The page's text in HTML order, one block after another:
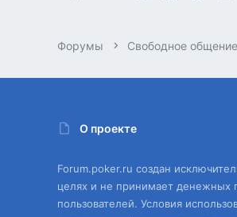
Форумы Свободное общение
О проекте
Forum.poker.ru создан
целях и не принимает денежных
пользователей. Условия